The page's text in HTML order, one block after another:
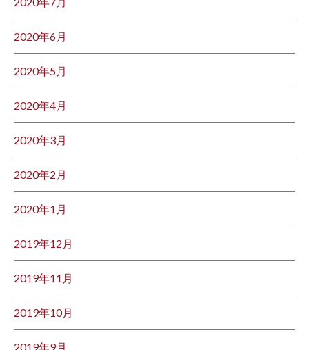
2020年6月
2020年5月
2020年4月
2020年3月
2020年2月
2020年1月
2019年12月
2019年11月
2019年10月
2019年9月